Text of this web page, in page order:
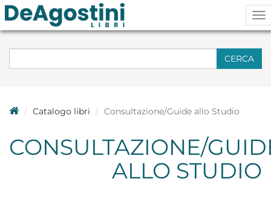
CERCA
Catalogo libri Consultazione/Guide allo Studio
CONSULTAZIONE/
ALLO STUDIO